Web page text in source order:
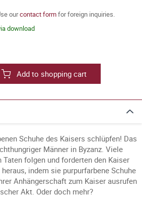
ourcontact formfor foreign inquiries.
download
Add to shopping cart
Schuhe des Kaisers schlüpfen! Das
Männer in Byzanz. Viele
folgen und forderten den Kaiser
indem sie purpurfarbene Schuhe
Anhängerschaft zum Kaiser ausrufen
Akt. Oder doch mehr?